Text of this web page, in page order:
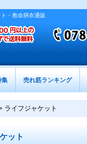
・救命胴衣通販
集 売れ筋ランキング
ライフジャケット
ット